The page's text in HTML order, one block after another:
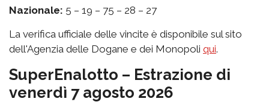
Nazionale: 5 – 19 – 75 – 28 – 27
La verifica ufficiale delle vincite è disponibile sul sito
dell'Agenzia delle Dogane e dei Monopoli qui.
SuperEnalotto – Estrazione di
venerdì 7 agosto 2026